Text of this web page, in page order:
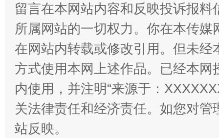
解纷+调解+退费，一次搞定
站台名比不上好声名
留言在本网站内容和反映投诉报
所属网站的一切权力。你在本传
在网站内转载或修改引用。但未
方式使用本网上述作品。已经本
内使用，并注明“来源于：
关法律责任和经济责任。如您对
站反映。